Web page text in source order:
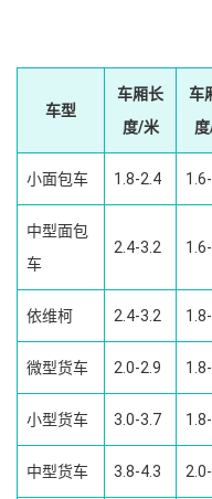
车型
车厢长
度/米
车
小面包车 1.8-2.4
中型面包
车
2.4-3.2
依维柯 2.4-3.2
微型货车 2.0-2.9
小型货车 3.0-3.7
中型货车 3.8-4.3